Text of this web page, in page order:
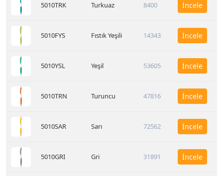
5010TRK Turkuaz 8400 İncele
5010FYS Fıstık Yeşili 14343 İncele
5010YSL Yeşil 53605 İncele
5010TRN Turuncu 47816 İncele
5010SAR Sarı 72562 İncele
5010GRI Gri 31891 İncele